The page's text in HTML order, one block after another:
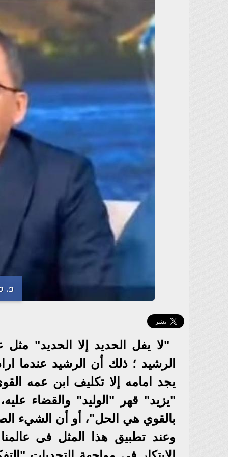
د.
"لا يفل الحديد إلا الحديد"
الرشيد ؛ ذلك أن الرشيد عندما
يجد امامه إلا تكليف ابن عمه
"يزيد" قهر "الوليد" والقضاء
بالقوي هي الحل"، أو أن الشيء
وعند تطبيق هذا المثل فى